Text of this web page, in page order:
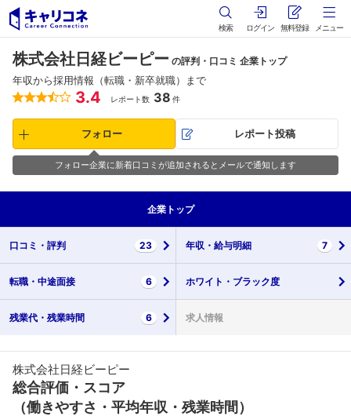
検索 ログイン 無料登録 メニュー
株式会社日経ビーピー の評判・口コミ 企業トップ
年収から採用情報（転職・新卒就職）まで
3.4 レポート数 38 件
フォロー レポート投稿
フォロー企業に新着口コミが追加されるとメールで通知します
企業 トップ
口コミ・ 評判 23 年収・ 給与明細 7
転職・ 中途面接 6 ホワイト・ ブラック度
残業代・ 残業時間 6 求人情報
株式会社日経ビーピー
総合評価・スコア
（働きやすさ・平均年収・残業時間）